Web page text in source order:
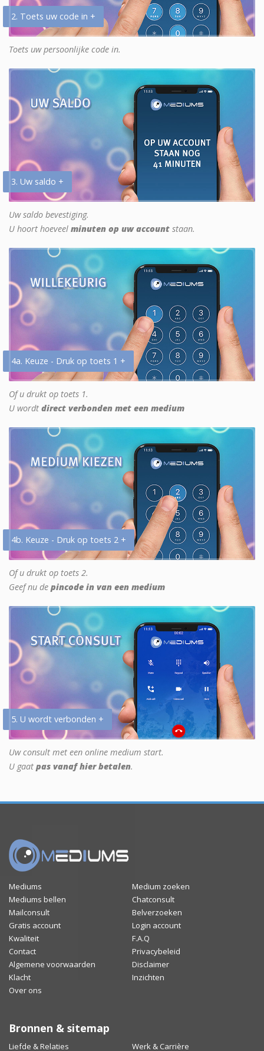
2. Toets uw code in +
Toets uw persoonlijke code in.
3. Uw saldo +
Uw saldo bevestiging.
U hoort hoeveel minuten op uw account staan.
4a. Keuze - Druk op toets 1 +
Of u drukt op toets 1.
U wordt direct verbonden met een medium
4b. Keuze - Druk op toets 2 +
Of u drukt op toets 2.
Geef nu de pincode in van een medium
5. U wordt verbonden +
Uw consult met een online medium start.
U gaat pas vanaf hier betalen.
Mediums
Medium zoeken
Mediums bellen
Chatconsult
Mailconsult
Belverzoeken
Gratis account
Login account
Kwaliteit
F.A.Q
Contact
Privacybeleid
Algemene voorwaarden
Disclaimer
Klacht
Inzichten
Over ons
Bronnen & sitemap
Liefde & Relaties Werk & Carrière